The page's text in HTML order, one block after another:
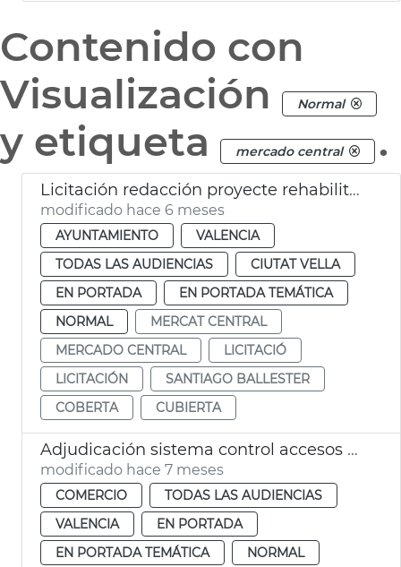
Contenido con
Visualización
Normal
y etiqueta mercado central .
Licitación redacción proyecte rehabilitación cubierta Mercado Central València
modificado hace 6 meses
AYUNTAMIENTO
VALENCIA
TODAS LAS AUDIENCIAS
CIUTAT VELLA
EN PORTADA
EN PORTADA TEMÁTICA
NORMAL
MERCAT CENTRAL
MERCADO CENTRAL
LICITACIÓ
LICITACIÓN
SANTIAGO BALLESTER
COBERTA
CUBIERTA
Adjudicación sistema control accesos subterráneo Mercado Central
modificado hace 7 meses
COMERCIO
TODAS LAS AUDIENCIAS
VALENCIA
EN PORTADA
EN PORTADA TEMÁTICA
NORMAL